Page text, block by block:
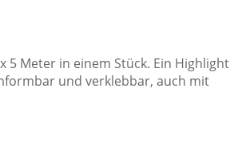
Meter in einem Stück. Ein Highlight
und verklebbar, auch mit